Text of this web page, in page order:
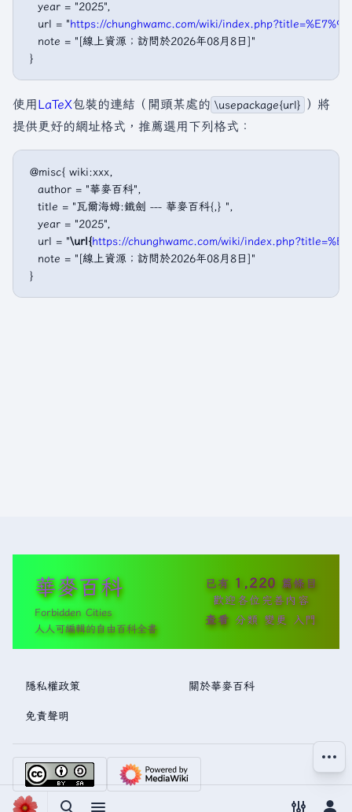
   year = "2025",
   url = "
https://chunghwamc.com/wiki/
   note = "[線上資源；訪問於2026年08月8日]"
使用LaTeX包裝的連結（開頭某處的 \usepackage{url} ）將
提供更好的網址格式，推薦選用下列格式：
@misc{ wiki:xxx,
   author = "華麥百科",
   title = "瓦爾海姆:鐵劍 --- 華麥百科{,} ",
   year = "2025",
   url = "
\url{https://chunghwamc.com/wiki/
   note = "[線上資源；訪問於2026年08月8日]"
華麥百科
Forbidden Cities
人人可編輯的自由百科全書
已有 1,220 篇條目
歡迎各位完善內容
查看 分類 變更 入門
隱私權政策 關於華麥百科
免責聲明